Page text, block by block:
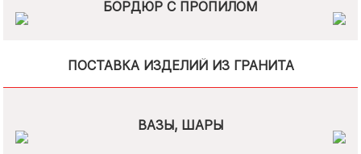
БОРДЮР С ПРОПИЛОМ
ПОСТАВКА ИЗДЕЛИЙ ИЗ ГРАНИТА
ВАЗЫ, ШАРЫ